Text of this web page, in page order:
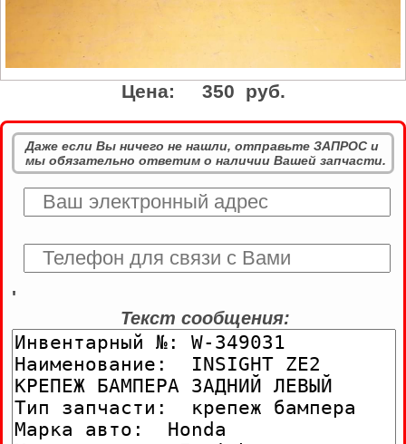
Цена: 350 руб.
Даже если Вы ничего не нашли, отправьте ЗАПРОС и
мы обязательно ответим о наличии Вашей запчасти.
'
Текст сообщения: